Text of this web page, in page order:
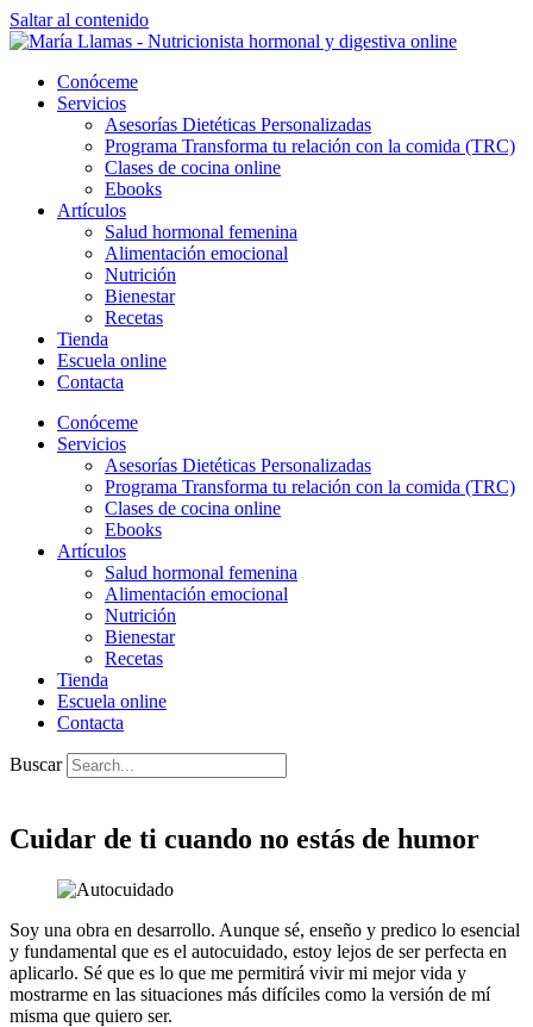
Saltar al contenido
Conóceme
Servicios
Asesorías Dietéticas Personalizadas
Programa Transforma tu relación con la comida (TRC)
Clases de cocina online
Ebooks
Artículos
Salud hormonal femenina
Alimentación emocional
Nutrición
Bienestar
Recetas
Tienda
Escuela online
Contacta
Conóceme
Servicios
Asesorías Dietéticas Personalizadas
Programa Transforma tu relación con la comida (TRC)
Clases de cocina online
Ebooks
Artículos
Salud hormonal femenina
Alimentación emocional
Nutrición
Bienestar
Recetas
Tienda
Escuela online
Contacta
Buscar
Cuidar de ti cuando no estás de humor
Soy una obra en desarrollo. Aunque sé, enseño y predico lo esencial
y fundamental que es el autocuidado, estoy lejos de ser perfecta en
aplicarlo. Sé que es lo que me permitirá vivir mi mejor vida y
mostrarme en las situaciones más difíciles como la versión de mí
misma que quiero ser.